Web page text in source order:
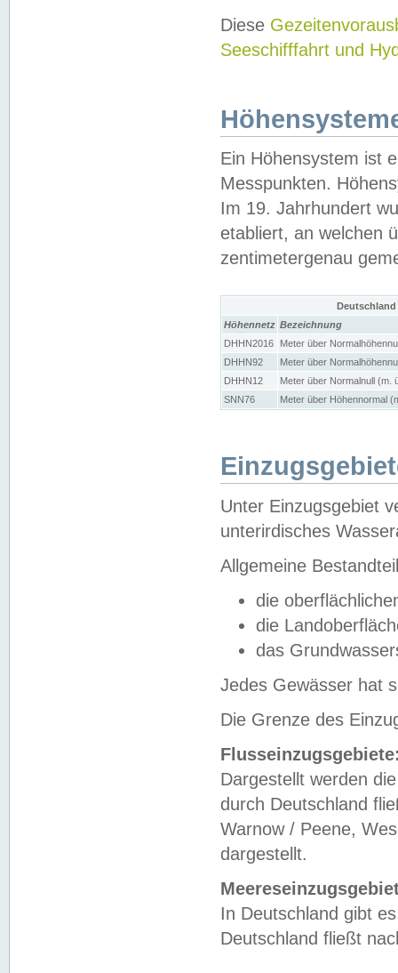
Diese
Seeschifffahrt und
Ein Höhensystem ist
Messpunkten.
Im 19. Jahrhundert
etabliert, an welchen
zentimetergenau
Höhennetz Bezeichnung
DHHN2016
Meter über
DHHN92
Meter über
DHHN12
Meter über Normalnull (m.
SNN76
Meter über Höhennormal
Unter Einzugsgebiet
unterirdisches
Allgemeine
die
die
das
Jedes Gewässer hat
Die Grenze des
Dargestellt werden
durch Deutschland
Warnow / Peene,
dargestellt.
In Deutschland gibt
Deutschland fließt